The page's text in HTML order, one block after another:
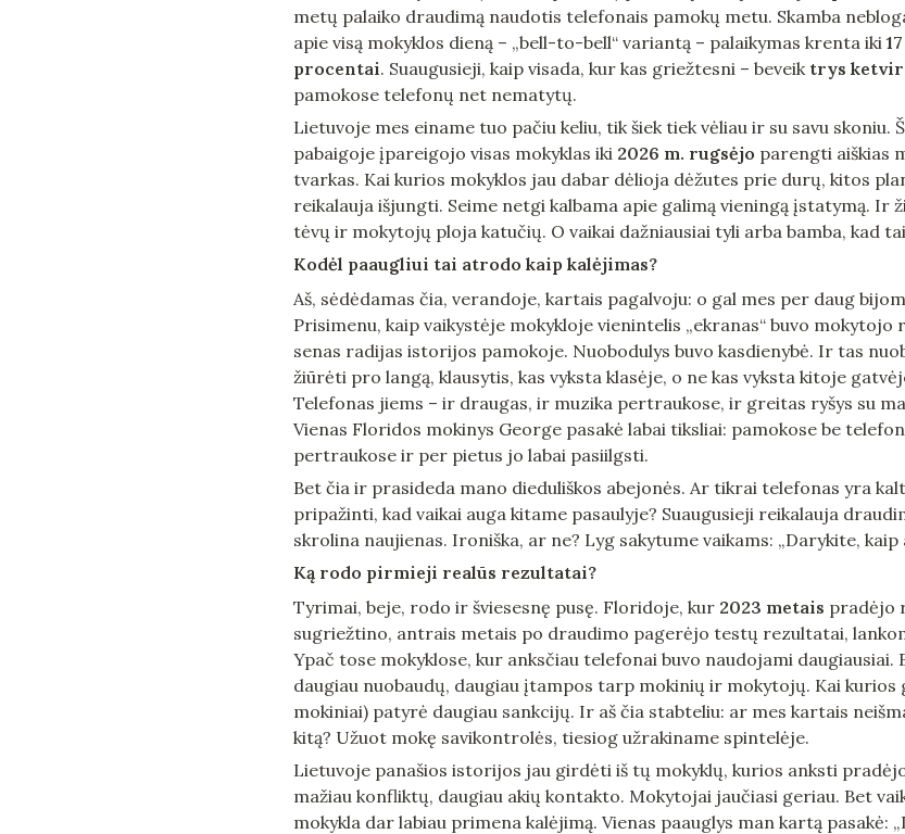
metų palaiko draudimą naudotis telefonais pamokų metu. Skamba
apie visą mokyklos dieną – „bell-to-bell“ variantą – palaikymas krenta iki
procentai. Suaugusieji, kaip visada, kur kas griežtesni – beveik trys
pamokose telefonų net nematytų.
Lietuvoje mes einame tuo pačiu keliu, tik šiek tiek vėliau ir su savu
pabaigoje įpareigojo visas mokyklas iki 2026 m. rugsėjo parengti aiškias
tvarkas. Kai kurios mokyklos jau dabar dėlioja dėžutes prie durų, kitos
reikalauja išjungti. Seime netgi kalbama apie galimą vieningą įstatymą. Ir
tėvų ir mokytojų ploja katučių. O vaikai dažniausiai tyli arba bamba, kad
Kodėl paaugliui tai atrodo kaip kalėjimas?
Aš, sėdėdamas čia, verandoje, kartais pagalvoju: o gal mes per daug
Prisimenu, kaip vaikystėje mokykloje vienintelis „ekranas“ buvo
senas radijas istorijos pamokoje. Nuobodulys buvo kasdienybė. Ir tas
žiūrėti pro langą, klausytis, kas vyksta klasėje, o ne kas vyksta kitoje
Telefonas jiems – ir draugas, ir muzika pertraukose, ir greitas ryšys su
Vienas Floridos mokinys George pasakė labai tiksliai: pamokose be
pertraukose ir per pietus jo labai pasiilgsti.
Bet čia ir prasideda mano dieduliškos abejonės. Ar tikrai telefonas yra
pripažinti, kad vaikai auga kitame pasaulyje? Suaugusieji reikalauja
skrolina naujienas. Ironiška, ar ne? Lyg sakytume vaikams: „Darykite, kaip
Ką rodo pirmieji realūs rezultatai?
Tyrimai, beje, rodo ir šviesesnę pusę. Floridoje, kur 2023 metais pradėjo
sugriežtino, antrais metais po draudimo pagerėjo testų rezultatai,
Ypač tose mokyklose, kur anksčiau telefonai buvo naudojami daugiausiai.
daugiau nuobaudų, daugiau įtampos tarp mokinių ir mokytojų. Kai kurios
mokiniai) patyrė daugiau sankcijų. Ir aš čia stabteliu: ar mes kartais
kitą? Užuot mokę savikontrolės, tiesiog užrakiname spintelėje.
Lietuvoje panašios istorijos jau girdėti iš tų mokyklų, kurios anksti
mažiau konfliktų, daugiau akių kontakto. Mokytojai jaučiasi geriau. Bet
mokykla dar labiau primena kalėjimą. Vienas paauglys man kartą pasakė: